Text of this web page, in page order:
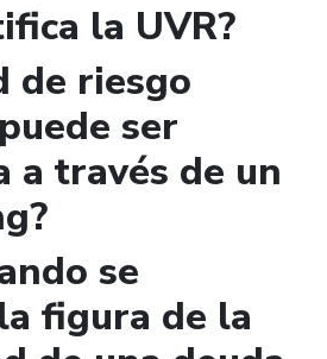
la UVR?
de riesgo
ser
a través de un
se
figura de la